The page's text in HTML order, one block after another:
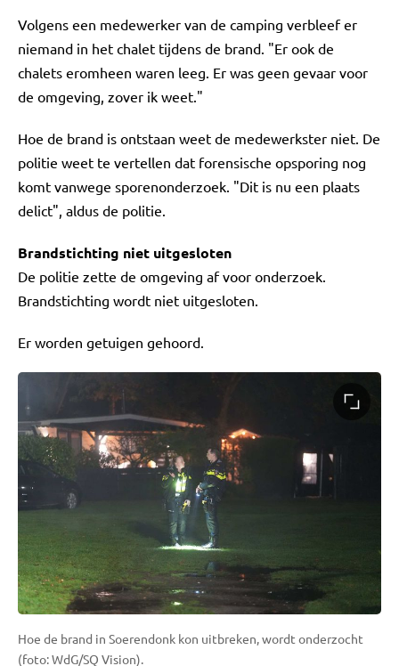
Volgens een medewerker van de camping verbleef er
niemand in het chalet tijdens de brand. "Er ook de
chalets eromheen waren leeg. Er was geen gevaar voor
de omgeving, zover ik weet."
Hoe de brand is ontstaan weet de medewerkster niet. De
politie weet te vertellen dat forensische opsporing nog
komt vanwege sporenonderzoek. "Dit is nu een plaats
delict", aldus de politie.
Brandstichting niet uitgesloten
De politie zette de omgeving af voor onderzoek.
Brandstichting wordt niet uitgesloten.
Er worden getuigen gehoord.
Hoe de brand in Soerendonk kon uitbreken, wordt onderzocht
(foto: WdG/SQ Vision).